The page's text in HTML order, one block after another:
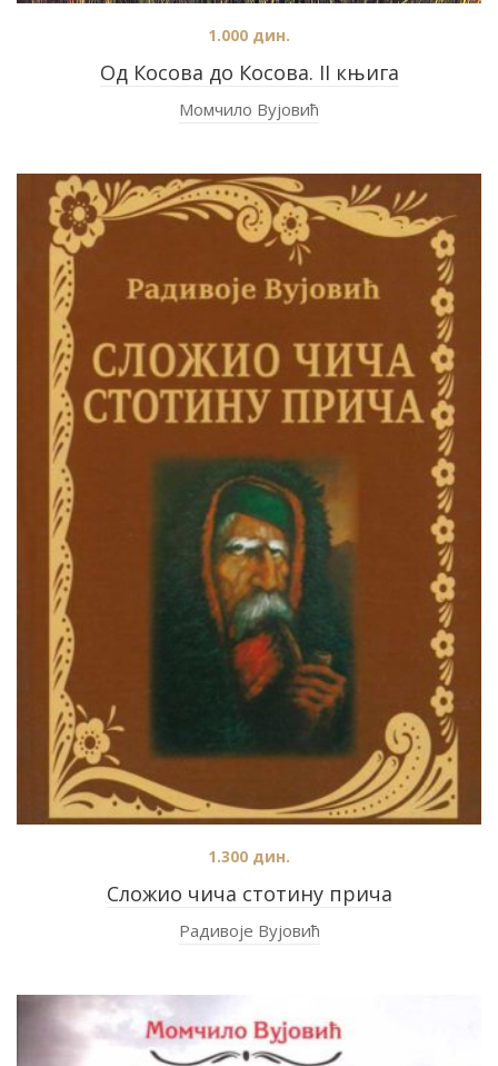
Од Косова до Косова. II књига
1.000 дин.
Момчило Вујовић
Сложио чича стотину прича
1.300 дин.
Радивоје Вујовић